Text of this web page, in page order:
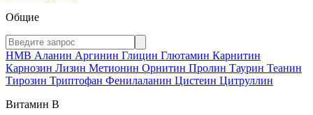
Общие
HMB Аланин Аргинин Глицин Глютамин Карнитин
Карнозин Лизин Метионин Орнитин Пролин Таурин Теанин
Тирозин Триптофан Фенилаланин Цистеин Цитруллин
Витамин В